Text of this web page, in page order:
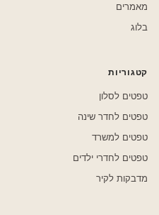
מאמרים
בלוג
קטגוריות
טפטים לסלון
טפטים לחדר שינה
טפטים למשרד
טפטים לחדרי ילדים
מדבקות לקיר